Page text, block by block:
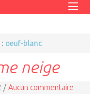
oeuf-blanc
neige
/ Aucun commentaire